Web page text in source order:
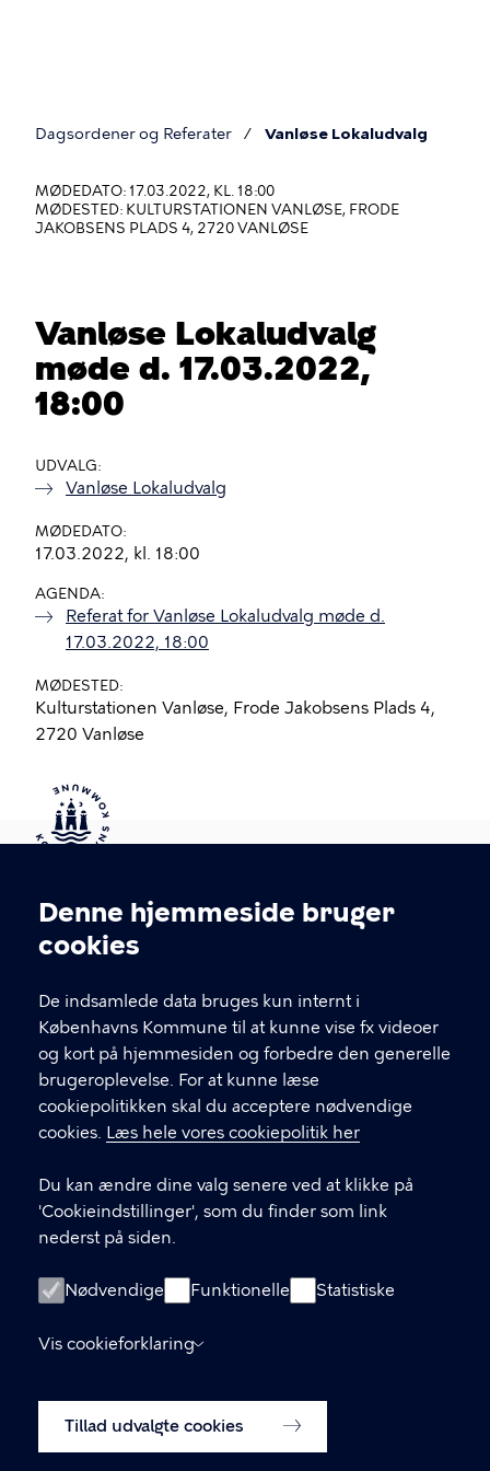
Cookieindstillinger
Denne hjemmeside bruger
cookies
De indsamlede data bruges kun internt i
Københavns Kommune til at kunne vise fx videoer
og kort på hjemmesiden og forbedre den generelle
brugeroplevelse. For at kunne læse
cookiepolitikken skal du acceptere nødvendige
cookies. Læs hele vores cookiepolitik her
Du kan ændre dine valg senere ved at klikke på
'Cookieindstillinger', som du finder som link
nederst på siden.
Nødvendige Funktionelle Statistiske
Vis cookieforklaring
Tillad udvalgte cookies
er
her
Dagsordener og Referater Vanløse Lokaludvalg
MØDEDATO: 17.03.2022, KL. 18:00
MØDESTED: KULTURSTATIONEN VANLØSE, FRODE
JAKOBSENS PLADS 4, 2720 VANLØSE
Vanløse Lokaludvalg
møde d. 17.03.2022,
18:00
UDVALG
Vanløse Lokaludvalg
MØDEDATO
17.03.2022, kl. 18:00
AGENDA
Referat for Vanløse Lokaludvalg møde d.
17.03.2022, 18:00
MØDESTED
Kulturstationen Vanløse, Frode Jakobsens Plads 4,
2720 Vanløse
Kontakt Københavns Kommune
T
fFind andre kontakter her
CVR-nummer64942212
GENVEJE
Digital Post
Databeskyttelse
Tilgængelighedserklæring
Om hjemmesiden
Cookiepolitik